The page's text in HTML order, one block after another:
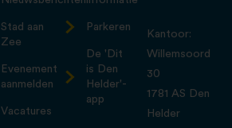
Stad aan
Zee
Evenement
aanmelden
Vacatures
Parkeren
De 'Dit
is Den
Helder'-
app
Kantoor:
Willemsoord
30
1781 AS Den
Helder